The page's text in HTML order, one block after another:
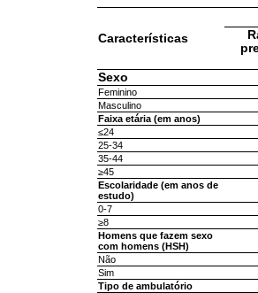
Características
Sexo
Feminino
Masculino
Faixa etária (em anos)
≤24
25-34
35-44
≥45
Escolaridade (em anos de
estudo)
0-7
≥8
Homens que fazem sexo
com homens (HSH)
Não
Sim
Tipo de ambulatório